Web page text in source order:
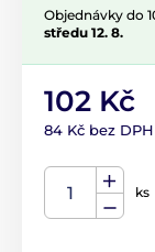
Objednávky do
středu 12. 8.
102 Kč
84 Kč bez DPH
ks